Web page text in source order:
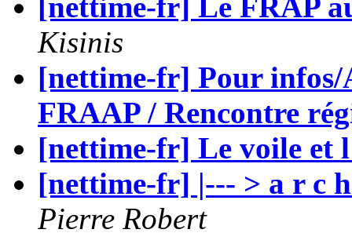
Kisinis
[nettime-fr] Pour infos/
FRAAP / Rencontre
[nettime-fr] Le voile et
[nettime-fr] |--- > a r c
Pierre Robert